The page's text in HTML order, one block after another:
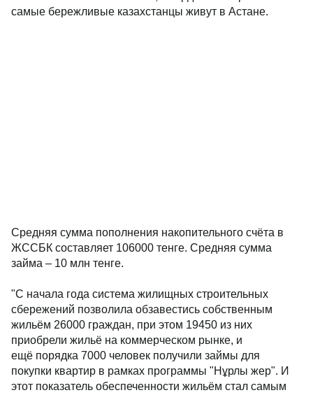
самые бережливые казахстанцы живут в Астане.
Средняя сумма пополнения накопительного счёта в
ЖССБК составляет 106000 тенге. Средняя сумма
займа – 10 млн тенге.
"С начала года система жилищных строительных
сбережений позволила обзавестись собственным
жильём 26000 граждан, при этом 19450 из них
приобрели жильё на коммерческом рынке, и
ещё порядка 7000 человек получили займы для
покупки квартир в рамках программы "Нұрлы жер". И
этот показатель обеспеченности жильём стал самым